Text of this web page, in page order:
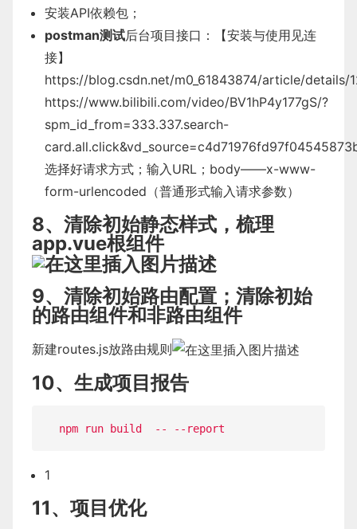
安装API依赖包；
postman测试后台项目接口：【安装与使用见连
接】
https://blog.csdn.net/m0_61843874/article/details/
https://www.bilibili.com/video/BV1hP4y177gS/?
spm_id_from=333.337.search-
选择好请求方式；输入URL；body——x-www-
form-urlencoded（普通形式输入请求参数）
8、清除初始静态样式，梳理
app.vue根组件
9、清除初始路由配置；清除初始
的路由组件和非路由组件
新建routes.js放路由规则
10、生成项目报告
npm run build -- --
1
11、项目优化